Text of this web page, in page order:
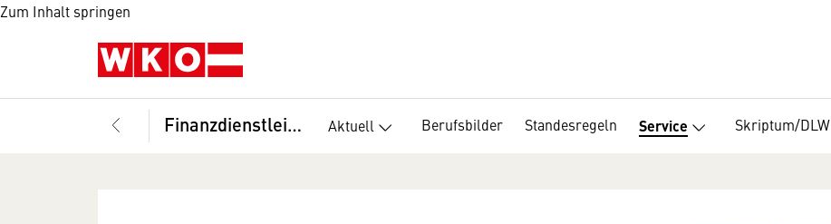
Zum Inhalt springen
Finanzdienstleister, Fachverband Aktuell Berufsbilder Standesregeln Service Skriptum/DLW